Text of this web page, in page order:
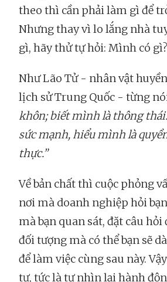
theo thì cần phải làm gì để
Nhưng thay vì lo lắng nhà
gì, hãy thử tự hỏi: Mình có gì?
Như Lão Tử - nhân vật
lịch sử Trung Quốc - từng
khôn; biết mình là thông
sức mạnh, hiểu mình là
thực.”
Về bản chất thì cuộc phỏng
nơi mà doanh nghiệp hỏi
mà bạn quan sát, đặt câu hỏi
đối tượng mà có thể bạn sẽ
để làm việc cùng sau này.
tư, tức là tự nhìn lại hành